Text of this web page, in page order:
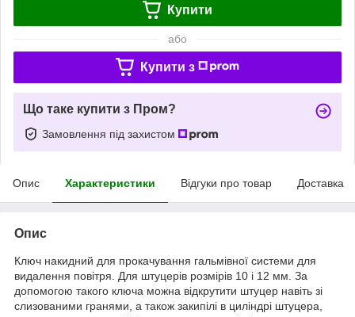
Купити
або
Купити з
Що таке купити з Пром?
Замовлення під захистом
Опис Характеристики Відгуки про товар Доставка
Опис
Ключ накидний для прокачування гальмівної системи для
видалення повітря. Для штуцерів розмірів 10 і 12 мм. За
допомогою такого ключа можна відкрутити штуцер навіть зі
слизованими гранями, а також закипілі в циліндрі штуцера,